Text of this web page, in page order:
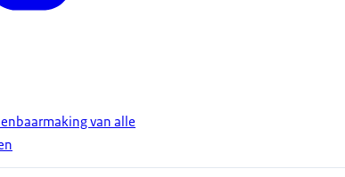
van alle